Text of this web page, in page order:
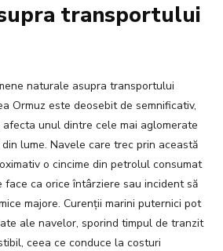
transportului
naturale asupra transportului
Ormuz este deosebit de semnificativ,
unul dintre cele mai aglomerate
lume. Navele care trec prin această
o cincime din petrolul consumat
ca orice întârziere sau incident să
majore. Curenții marini puternici pot
ale navelor, sporind timpul de tranzit
ceea ce conduce la costuri